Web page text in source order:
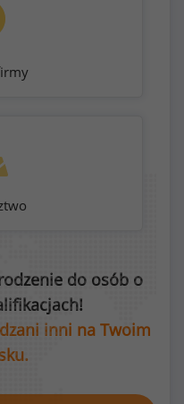
do osób o
inni na Twoim